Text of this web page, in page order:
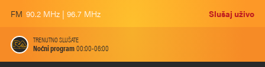
FM 90.2 MHz | 96.7 MHz Slušaj uživo
TRENUTNO SLUŠATE
Noćni program00:00-06:00